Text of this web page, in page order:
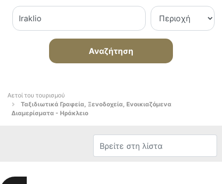
Αναζήτηση
Αετοί του τουρισμού
Ταξιδιωτικά Γραφεία, Ξενοδοχεία, Ενοικιαζόμενα
Διαμερίσματα - Ηράκλειο